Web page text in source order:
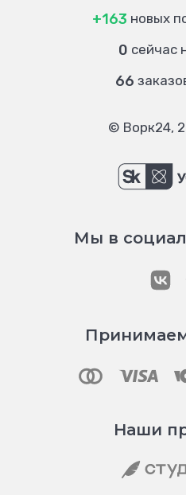
+163 новых
0 сейчас
66
© Ворк24,
Мы в
Наши